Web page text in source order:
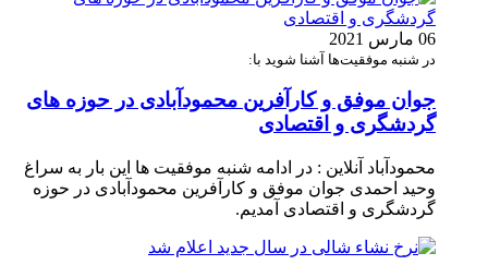
06 مارس 2021
در شنبه موفقیت‌ها آشنا شوید با:
جوان موفق و کارآفرین محمودآبادی در حوزه های
گردشگری و اقتصادی
محمودآباد آنلاین : در ادامه شنبه موفقیت ها این بار به سراغ
وحید احمدی جوان موفق و کارآفرین محمودآبادی در حوزه
گردشگری و اقتصادی آمدیم.